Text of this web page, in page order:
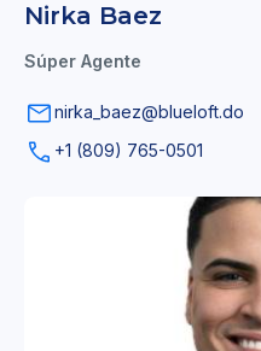
Nirka Baez
Súper Agente
nirka_baez@blueloft.do
+1 (809) 765-0501